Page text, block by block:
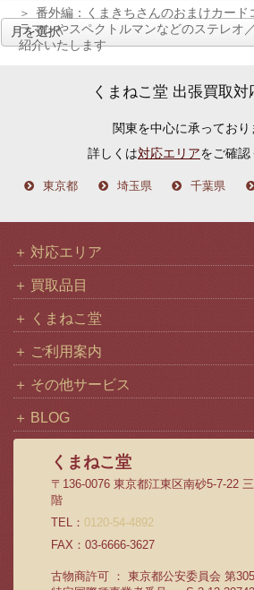
番外編：くまきちさんのおまけカード
ラマンやスペクトルマンなどのステレオ
紹介いたします
くまねこ堂 出張買取対
関東を中心に承っており
詳しくは対応エリアをご確認
東京都 埼玉県 千葉県
対応エリア
買取品目
くまねこ堂
ご利用案内
その他サービス
BLOG
くまねこ堂
〒136-0076 東京都江東区南砂5-7-22
階
TEL： 0120-54-4892
FAX：03-6666-3627
古物商許可 ： 東京都公安委員会 第